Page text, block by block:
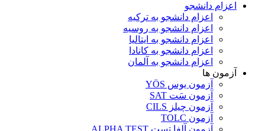
اعزام دانشجو
اعزام دانشجو به ترکیه
اعزام دانشجو به روسیه
اعزام دانشجو به ایتالیا
اعزام دانشجو به کانادا
اعزام دانشجو به آلمان
آزمون ها
آزمون یوس YÖS
آزمون سَت SAT
آزمون چیلز CILS‌
آزمون TOLC
آزمون آلفا تست ALPHA TEST